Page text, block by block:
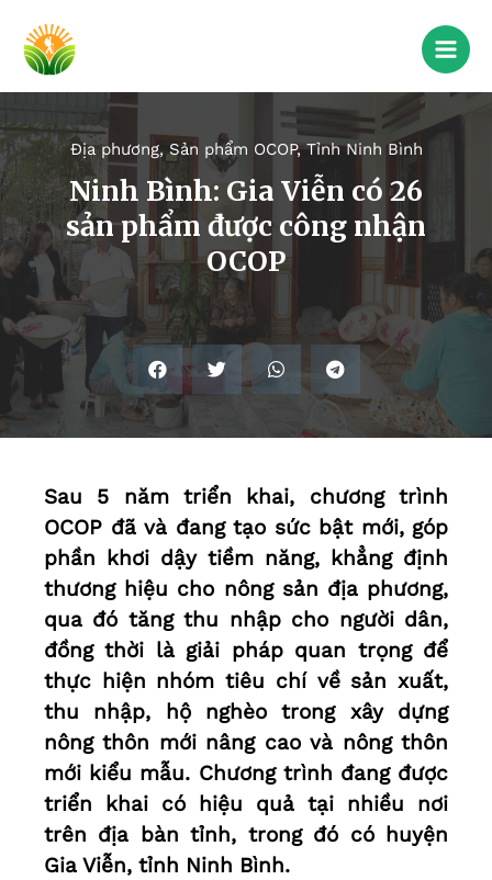
Địa phương,Sản phẩm OCOP,Tỉnh Ninh Bình
Ninh Bình: Gia Viễn có 26
sản phẩm được công nhận
OCOP
Sau 5 năm triển khai, chương trình
OCOP đã và đang tạo sức bật mới, góp
phần khơi dậy tiềm năng, khẳng định
thương hiệu cho nông sản địa phương,
qua đó tăng thu nhập cho người dân,
đồng thời là giải pháp quan trọng để
thực hiện nhóm tiêu chí về sản xuất,
thu nhập, hộ nghèo trong xây dựng
nông thôn mới nâng cao và nông thôn
mới kiểu mẫu. Chương trình đang được
triển khai có hiệu quả tại nhiều nơi
trên địa bàn tỉnh, trong đó có huyện
Gia Viễn, tỉnh Ninh Bình.